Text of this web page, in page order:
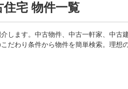
宅 物件一覧
します。中古物件、中古一軒家、中古
だわり条件から物件を簡単検索。理想